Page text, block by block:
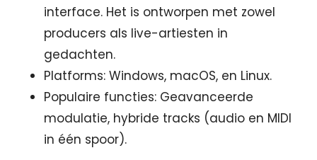
interface. Het is ontworpen met zowel
producers als live-artiesten in
gedachten.
Platforms: Windows, macOS, en Linux.
Populaire functies: Geavanceerde
modulatie, hybride tracks (audio en MIDI
in één spoor).